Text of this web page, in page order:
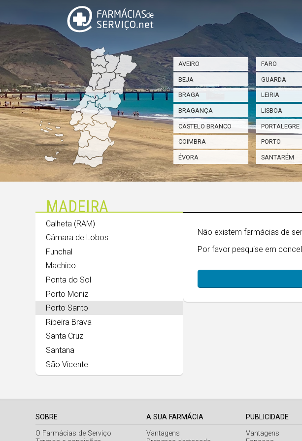
AVEIRO
BEJA
BRAGA
BRAGANÇA
CASTELO BRANCO
COIMBRA
ÉVORA
FARO
GUARDA
LEIRIA
LISBOA
PORTALEGRE
PORTO
SANTARÉM
MADEIRA
Calheta (RAM)
Câmara de Lobos
Funchal
Machico
Ponta do Sol
Porto Moniz
Porto Santo
Ribeira Brava
Santa Cruz
Santana
São Vicente
Não existem farmácias de
Por favor pesquise em
SOBRE
O Farmácias de Serviço
A SUA FARMÁCIA
Vantagens
PUBLICIDADE
Vantagens